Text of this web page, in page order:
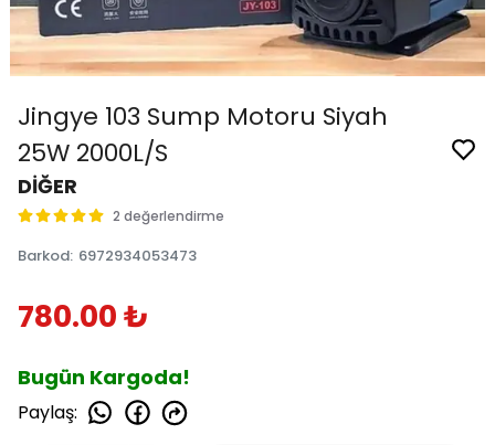
Jingye 103 Sump Motoru Siyah
25W 2000L/S
DİĞER
2 değerlendirme
Barkod: 6972934053473
780.00 ₺
Bugün Kargoda!
Paylaş: